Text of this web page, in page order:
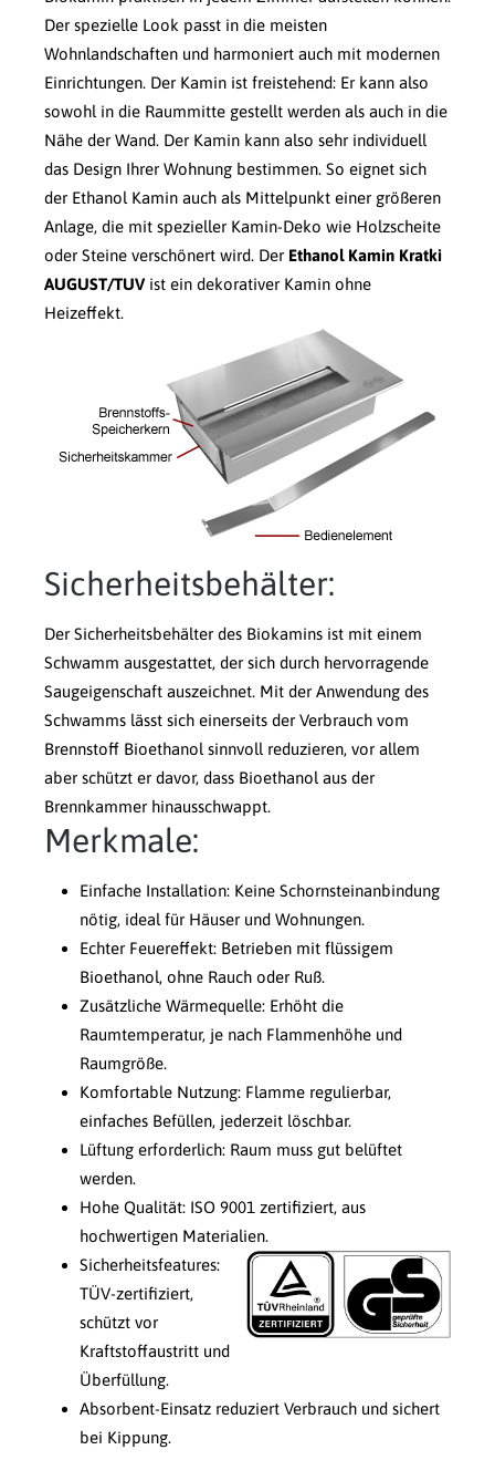
Der spezielle Look passt in die meisten
Wohnlandschaften und harmoniert auch mit modernen
Einrichtungen. Der Kamin ist freistehend: Er kann also
sowohl in die Raummitte gestellt werden als auch in die
Nähe der Wand. Der Kamin kann also sehr individuell
das Design Ihrer Wohnung bestimmen. So eignet sich
der Ethanol Kamin auch als Mittelpunkt einer größeren
Anlage, die mit spezieller Kamin-Deko wie Holzscheite
oder Steine verschönert wird. Der Ethanol Kamin Kratki
AUGUST/TUV ist ein dekorativer Kamin ohne
Heizeffekt.
Sicherheitsbehälter:
Der Sicherheitsbehälter des Biokamins ist mit einem
Schwamm ausgestattet, der sich durch hervorragende
Saugeigenschaft auszeichnet. Mit der Anwendung des
Schwamms lässt sich einerseits der Verbrauch vom
Brennstoff Bioethanol sinnvoll reduzieren, vor allem
aber schützt er davor, dass Bioethanol aus der
Brennkammer hinausschwappt.
Merkmale:
Einfache Installation: Keine Schornsteinanbindung
nötig, ideal für Häuser und Wohnungen.
Echter Feuereffekt: Betrieben mit flüssigem
Bioethanol, ohne Rauch oder Ruß.
Zusätzliche Wärmequelle: Erhöht die
Raumtemperatur, je nach Flammenhöhe und
Raumgröße.
Komfortable Nutzung: Flamme regulierbar,
einfaches Befüllen, jederzeit löschbar.
Lüftung erforderlich: Raum muss gut belüftet
werden.
Hohe Qualität: ISO 9001 zertifiziert, aus
hochwertigen Materialien.
Sicherheitsfeatures:
TÜV-zertifiziert,
schützt vor
Kraftstoffaustritt und
Überfüllung.
Absorbent-Einsatz reduziert Verbrauch und sichert
bei Kippung.